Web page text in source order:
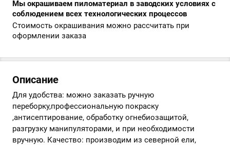
Мы окрашиваем пиломатериал в заводских условиях с
соблюдением всех технологических процессов
Стоимость окрашивания можно рассчитать при
оформлении заказа
Описание
Для удобства: можно заказать ручную
переборку,профессиональную покраску
,антисептирование, обработку огнебиозащитой,
разгрузку манипуляторами, и при необходимости
вручную. Качество: производим из северной ели,